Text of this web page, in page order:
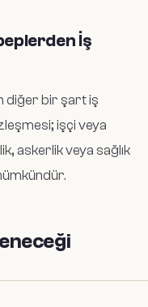
İş
diğer bir şart iş
işçi veya
askerlik veya sağlık